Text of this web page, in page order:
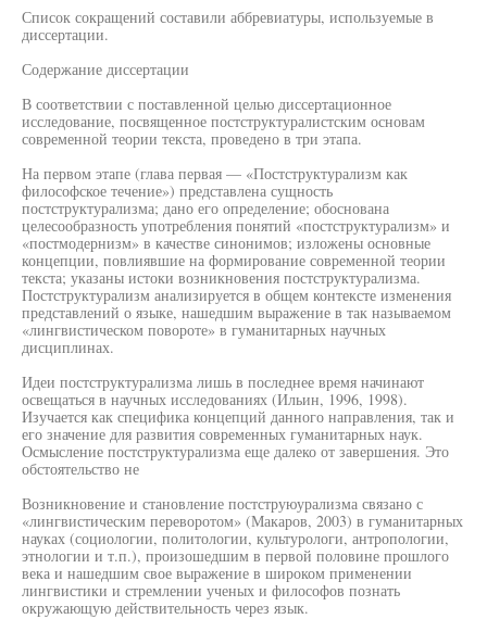
Список сокращений составили аббревиатуры, используемые в
диссертации.
Содержание диссертации
В соответствии с поставленной целью диссертационное
исследование, посвященное постструктуралистским основам
современной теории текста, проведено в три этапа.
На первом этапе (глава первая — «Постструктурализм как
философское течение») представлена сущность
постструктурализма; дано его определение; обоснована
целесообразность употребления понятий «постструктурализм» и
«постмодернизм» в качестве синонимов; изложены основные
концепции, повлиявшие на формирование современной теории
текста; указаны истоки возникновения постструктурализма.
Постструктурализм анализируется в общем контексте изменения
представлений о языке, нашедшим выражение в так называемом
«лингвистическом повороте» в гуманитарных научных
дисциплинах.
Идеи постструктурализма лишь в последнее время начинают
освещаться в научных исследованиях (Ильин, 1996, 1998).
Изучается как специфика концепций данного направления, так и
его значение для развития современных гуманитарных наук.
Осмысление постструктурализма еще далеко от завершения. Это
обстоятельство не
Возникновение и становление постструюурализма связано с
«лингвистическим переворотом» (Макаров, 2003) в гуманитарных
науках (социологии, политологии, культурологи, антропологии,
этнологии и т.п.), произошедшим в первой половине прошлого
века и нашедшим свое выражение в широком применении
лингвистики и стремлении ученых и философов познать
окружающую действительность через язык.